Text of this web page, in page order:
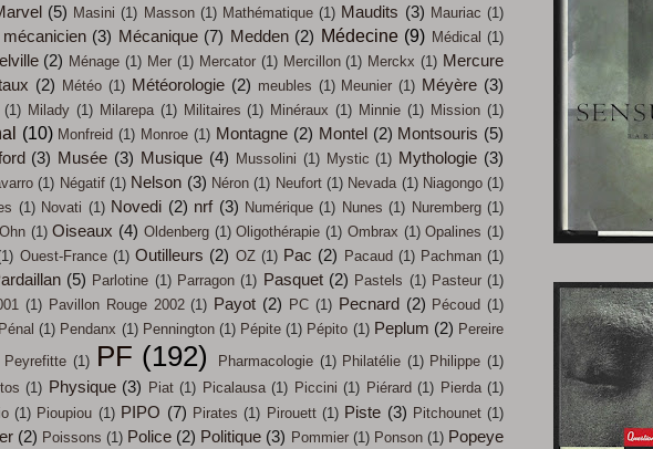
(5) Masini (1) Masson (1) Mathématique (1) Maudits (3) Mauriac (1)
mécanicien (3) Mécanique (7) Medden (2) Médecine (9) Médical (1)
(2) Ménage (1) Mer (1) Mercator (1) Mercillon (1) Merckx (1) Mercure
(2) Météo (1) Météorologie (2) meubles (1) Meunier (1) Méyère (3)
(1) Milady (1) Milarepa (1) Militaires (1) Minéraux (1) Minnie (1) Mission (1)
(10) Monfreid (1) Monroe (1) Montagne (2) Montel (2) Montsouris (5)
(3) Musée (3) Musique (4) Mussolini (1) Mystic (1) Mythologie (3)
(1) Négatif (1) Nelson (3) Néron (1) Neufort (1) Nevada (1) Niagongo (1)
(1) Novati (1) Novedi (2) nrf (3) Numérique (1) Nunes (1) Nuremberg (1)
Ohn (1) Oiseaux (4) Oldenberg (1) Oligothérapie (1) Ombrax (1) Opalines (1)
Ouest-France (1) Outilleurs (2) OZ (1) Pac (2) Pacaud (1) Pachman (1)
(5) Parlotine (1) Parragon (1) Pasquet (2) Pastels (1) Pasteur (1)
(1) Pavillon Rouge 2002 (1) Payot (2) PC (1) Pecnard (2) Pécoud (1)
Pénal (1) Pendanx (1) Pennington (1) Pépite (1) Pépito (1) Peplum (2) Pereire
Peyrefitte (1) PF (192) Pharmacologie (1) Philatélie (1) Philippe (1)
(1) Physique (3) Piat (1) Picalausa (1) Piccini (1) Piérard (1) Pierda (1)
(1) Pioupiou (1) PIPO (7) Pirates (1) Pirouett (1) Piste (3) Pitchounet (1)
(2) Poissons (1) Police (2) Politique (3) Pommier (1) Ponson (1) Popeye